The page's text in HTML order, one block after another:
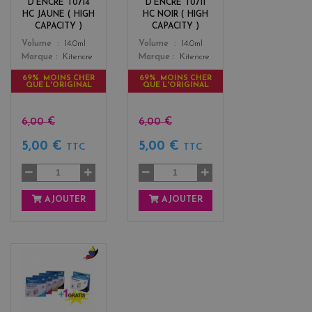
D'ENCRE T0714
HC JAUNE ( HIGH
CAPACITY )
Color
Volume
14.0ml
Marque
Kitencre
69% MOINS CHER
QUE L'ORIGINAL
6,00 €
5,00 € TTC
AJOUTER
D'ENCRE T0711
HC NOIR ( HIGH
CAPACITY )
Color
Volume
14.0ml
Marque
Kitencre
69% MOINS CHER
QUE L'ORIGINAL
6,00 €
5,00 € TTC
AJOUTER
l
a